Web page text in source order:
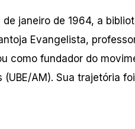
janeiro de 1964, a
Evangelista,
como fundador do
(UBE/AM). Sua trajetória